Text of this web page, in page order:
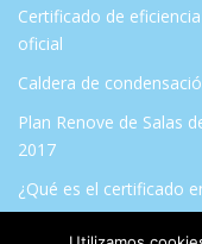
Certificado de
oficial
Caldera de
Plan Renove de Salas
2017
¿Qué es el certificado